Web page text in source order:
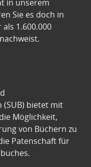
in unserem
Sie es doch in
1.600.000
bietet mit
Möglichkeit,
von Büchern zu
Patenschaft für